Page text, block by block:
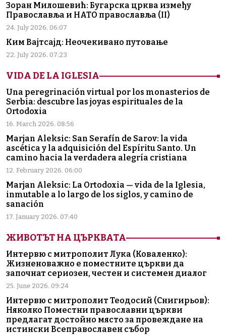
Зоран Милошевић: Бугарска црква између
Православља и НАТО православља (II)
24. July 2026. 06:07
Ким Вајтсајд: Неочекивано путовање
22. July 2026. 07:23
VIDA DE LA IGLESIA
Una peregrinación virtual por los monasterios de
Serbia: descubre las joyas espirituales de la
Ortodoxia
16. March 2026. 08:56
Marjan Aleksic: San Serafín de Sarov: la vida
ascética y la adquisición del Espíritu Santo. Un
camino hacia la verdadera alegría cristiana
12. February 2026. 06:00
Marjan Aleksic: La Ortodoxia — vida de la Iglesia,
inmutable a lo largo de los siglos, y camino de
sanación
17. January 2026. 07:40
ЖИВОТЪТ НА ЦЪРКВАТА
Интервю с митрополит Лука (Коваленко):
Жизненоважно е поместните църкви да
започнат сериозен, честен и системен диалог
25. June 2026. 09:24
Интервю с митрополит Теодосий (Снигирьов):
Няколко Поместни православни църкви
предлагат достойно място за провеждане на
истински Всеправославен събор